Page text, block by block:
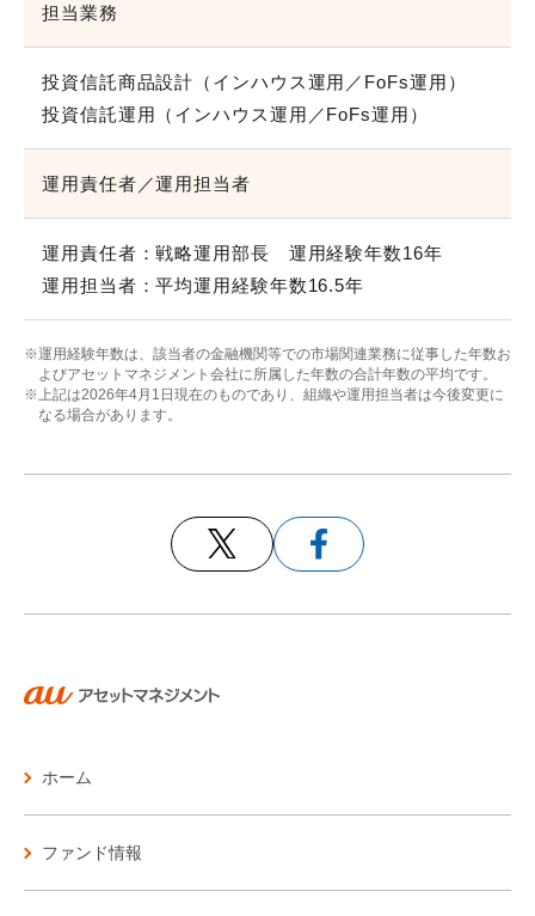
担当業務
投資信託商品設計（インハウス運用／FoFs運用）
投資信託運用（インハウス運用／FoFs運用）
運用責任者／運用担当者
運用責任者：戦略運用部長 運用経験年数16年
運用担当者：平均運用経験年数16.5年
※運用経験年数は、該当者の金融機関等での市場関連業務に従事した年数お
よびアセットマネジメント会社に所属した年数の合計年数の平均です。
※上記は2026年4月1日現在のものであり、組織や運用担当者は今後変更に
なる場合があります。
ホーム
ファンド情報